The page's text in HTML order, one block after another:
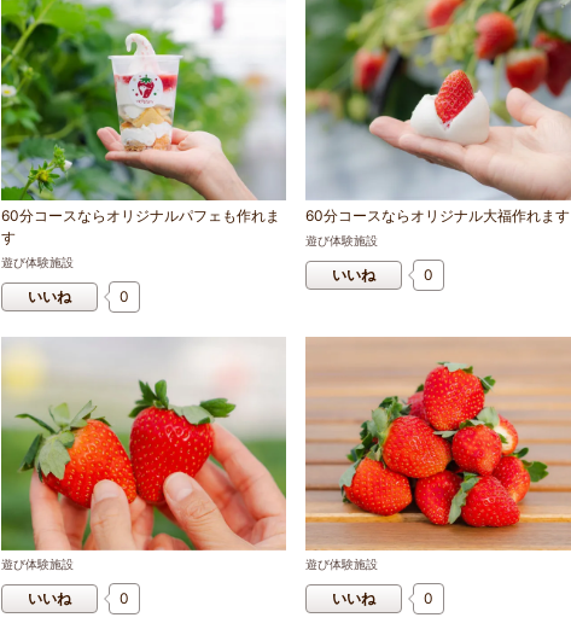
60分コースならオリジナルパフェも作れま
す
遊び体験施設
いいね 0
60分コースならオリジナル大福作れます
遊び体験施設
いいね 0
遊び体験施設
いいね 0
遊び体験施設
いいね 0